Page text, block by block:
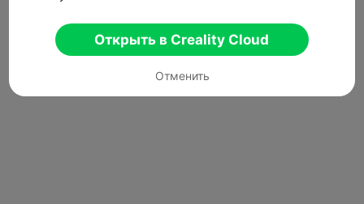
Открыть в Creality Cloud
Отменить